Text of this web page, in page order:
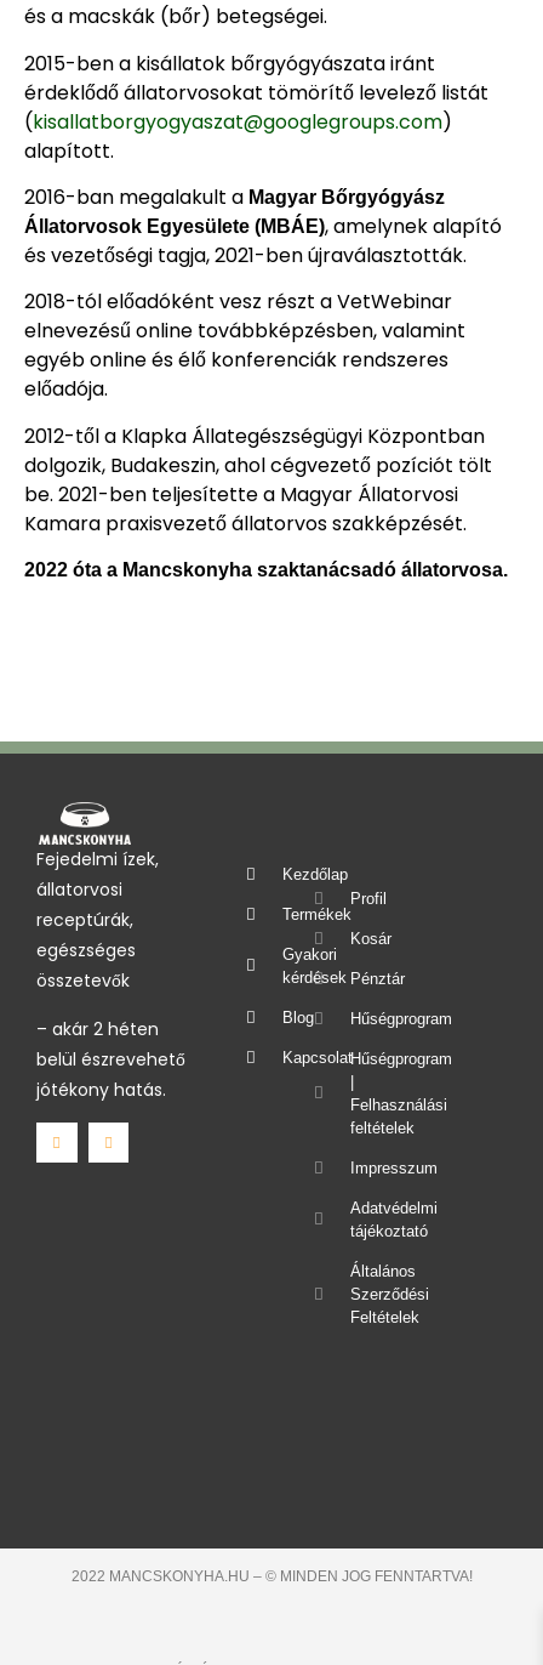
és a macskák (bőr) betegségei.
2015-ben a kisállatok bőrgyógyászata iránt
érdeklődő állatorvosokat tömörítő levelező listát
(kisallatborgyogyaszat@googlegroups.com)
alapított.
2016-ban megalakult a Magyar Bőrgyógyász
Állatorvosok Egyesülete (MBÁE), amelynek alapító
és vezetőségi tagja, 2021-ben újraválasztották.
2018-tól előadóként vesz részt a VetWebinar
elnevezésű online továbbképzésben, valamint
egyéb online és élő konferenciák rendszeres
előadója.
2012-től a Klapka Állategészségügyi Központban
dolgozik, Budakeszin, ahol cégvezető pozíciót tölt
be. 2021-ben teljesítette a Magyar Állatorvosi
Kamara praxisvezető állatorvos szakképzését.
2022 óta a Mancskonyha szaktanácsadó állatorvosa.
Fejedelmi ízek,
állatorvosi
receptúrák,
egészséges
összetevők
– akár 2 héten
belül észrevehető
jótékony hatás.
Kezdőlap
Termékek
Gyakori
kérdések
Blog
Kapcsolat
Profil
Kosár
Pénztár
Hűségprogram
Hűségprogram
|
Felhasználási
feltételek
Impresszum
Adatvédelmi
tájékoztató
Általános
Szerződési
Feltételek
2022 MANCSKONYHA.HU – © MINDEN JOG FENNTARTVA!